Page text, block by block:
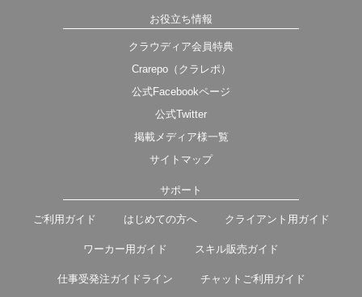
お役立ち情報
クラウディア会員特典
Crarepo（クラレポ）
公式Facebookページ
公式Twitter
掲載メディア様一覧
サイトマップ
サポート
ご利用ガイド はじめての方へ クライアント用ガイド
ワーカー用ガイド スキル販売ガイド
仕事受発注ガイドライン チャットご利用ガイド